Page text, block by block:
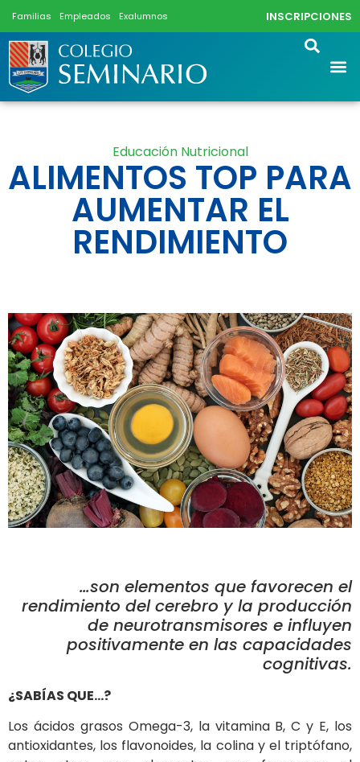
Familias Empleados Exalumnos INSCRIPCIONES
Educación Nutricional
ALIMENTOS TOP PARA
AUMENTAR EL
RENDIMIENTO
…son elementos que favorecen el
rendimiento del cerebro y la producción
de neurotransmisores e influyen
positivamente en las capacidades
cognitivas.
¿SABÍAS QUE…?
Los ácidos grasos Omega-3, la vitamina B, C y E, los
antioxidantes, los flavonoides, la colina y el triptófano,